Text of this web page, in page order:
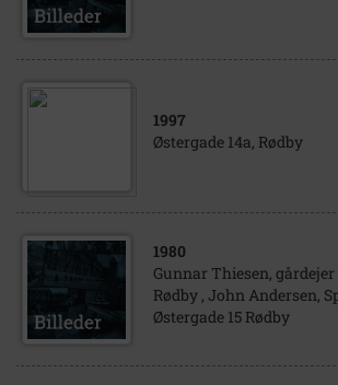
1997
Østergade 14a, Rødby
1980
Gunnar Thiesen,
Rødby , John Andersen,
Østergade 15 Rødby